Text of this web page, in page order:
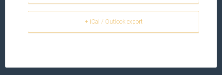
+ iCal / Outlook export